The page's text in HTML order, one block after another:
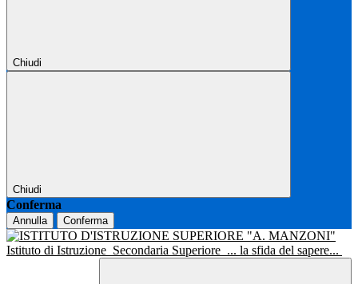
Chiudi
Chiudi
Conferma
Annulla Conferma
Istituto di Istruzione Secondaria Superiore ... la sfida del sapere...